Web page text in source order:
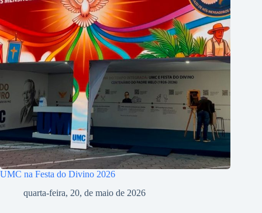
UMC na Festa do Divino 2026
quarta-feira, 20, de maio de 2026